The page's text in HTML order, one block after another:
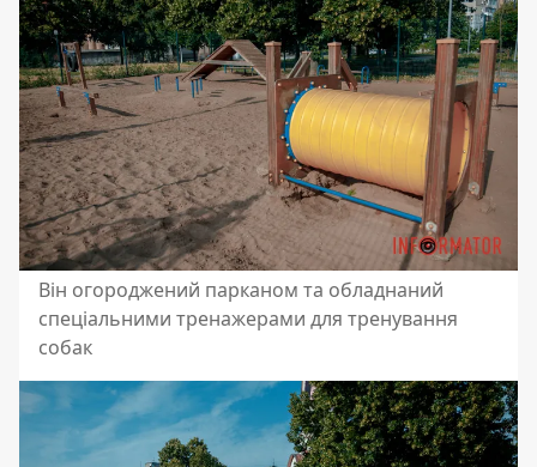
Він огороджений парканом та обладнаний
спеціальними тренажерами для тренування
собак